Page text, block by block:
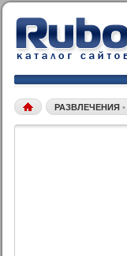
РАЗВЛЕЧЕНИЯ •